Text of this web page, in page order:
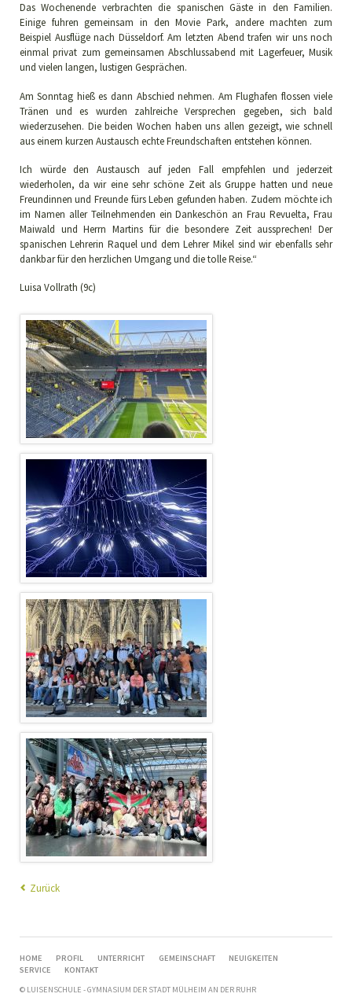
Das Wochenende verbrachten die spanischen Gäste in den Familien.
Einige fuhren gemeinsam in den Movie Park, andere machten zum
Beispiel Ausflüge nach Düsseldorf. Am letzten Abend trafen wir uns noch
einmal privat zum gemeinsamen Abschlussabend mit Lagerfeuer, Musik
und vielen langen, lustigen Gesprächen.
Am Sonntag hieß es dann Abschied nehmen. Am Flughafen flossen viele
Tränen und es wurden zahlreiche Versprechen gegeben, sich bald
wiederzusehen. Die beiden Wochen haben uns allen gezeigt, wie schnell
aus einem kurzen Austausch echte Freundschaften entstehen können.
Ich würde den Austausch auf jeden Fall empfehlen und jederzeit
wiederholen, da wir eine sehr schöne Zeit als Gruppe hatten und neue
Freundinnen und Freunde fürs Leben gefunden haben. Zudem möchte ich
im Namen aller Teilnehmenden ein Dankeschön an Frau Revuelta, Frau
Maiwald und Herrn Martins für die besondere Zeit aussprechen! Der
spanischen Lehrerin Raquel und dem Lehrer Mikel sind wir ebenfalls sehr
dankbar für den herzlichen Umgang und die tolle Reise.“
Luisa Vollrath (9c)
Zurück
NAVIGATION
ÜBERSPRINGEN
HOME PROFIL UNTERRICHT GEMEINSCHAFT
NEUIGKEITEN
SERVICE
KONTAKT
© LUISENSCHULE - GYMNASIUM DER STADT MÜLHEIM AN DER RUHR